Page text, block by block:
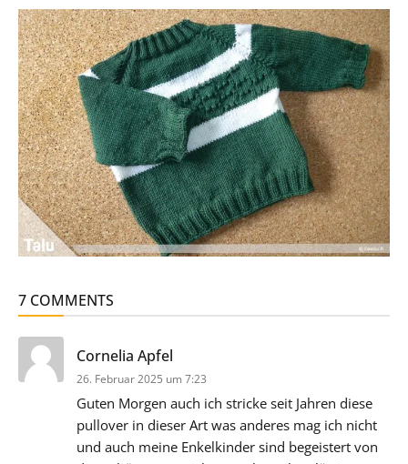
7 COMMENTS
Cornelia Apfel
26. Februar 2025 um 7:23
Guten Morgen auch ich stricke seit Jahren diese
pullover in dieser Art was anderes mag ich nicht
und auch meine Enkelkinder sind begeistert von